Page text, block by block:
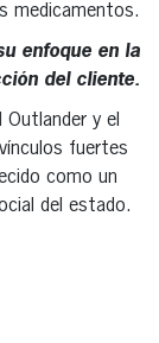
medicamentos.
enfoque en la
del cliente.
y el
fuertes
como un
del estado.